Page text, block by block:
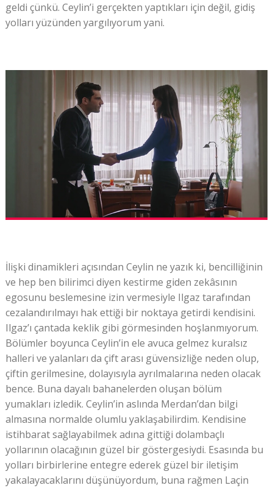
geldi çünkü. Ceylin’i gerçekten yaptıkları için değil, gidiş
yolları yüzünden yargılıyorum yani.
İlişki dinamikleri açısından Ceylin ne yazık ki, bencilliğinin
ve hep ben bilirimci diyen kestirme giden zekâsının
egosunu beslemesine izin vermesiyle Ilgaz tarafından
cezalandırılmayı hak ettiği bir noktaya getirdi kendisini.
Ilgaz’ı çantada keklik gibi görmesinden hoşlanmıyorum.
Bölümler boyunca Ceylin’in ele avuca gelmez kuralsız
halleri ve yalanları da çift arası güvensizliğe neden olup,
çiftin gerilmesine, dolayısıyla ayrılmalarına neden olacak
bence. Buna dayalı bahanelerden oluşan bölüm
yumakları izledik. Ceylin’in aslında Merdan’dan bilgi
almasına normalde olumlu yaklaşabilirdim. Kendisine
istihbarat sağlayabilmek adına gittiği dolambaçlı
yollarının olacağının güzel bir göstergesiydi. Esasında bu
yolları birbirlerine entegre ederek güzel bir iletişim
yakalayacaklarını düşünüyordum, buna rağmen Laçin